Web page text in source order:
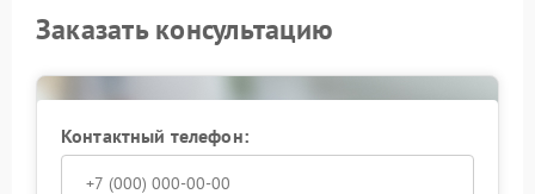
Заказать консультацию
Контактный телефон: